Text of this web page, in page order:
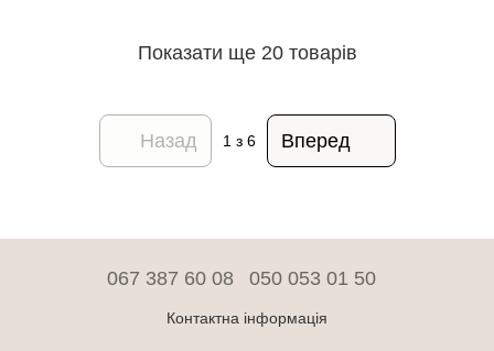
Показати ще 20 товарів
Назад 1з 6 Вперед
067 387 60 08 050 053 01 50
Контактна інформація